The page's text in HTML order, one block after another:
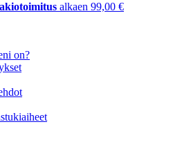
alkaen 99,00 €
on?